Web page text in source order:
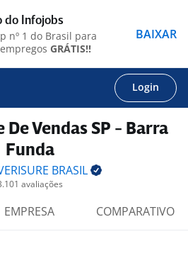
Login
De Vendas SP - Barra
Funda
BRASIL
avaliações
EMPRESA COMPARATIVO
do Infojobs
nº 1 do Brasil para
GRÁTIS!!
BAIXAR